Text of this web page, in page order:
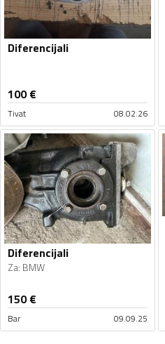
Diferencijali
100€
Tivat 08.02.26
Diferencijali
Za: BMW
150€
Bar 09.09.25